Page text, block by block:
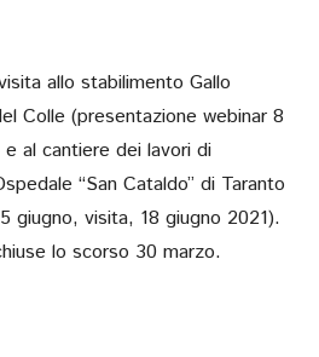
allo stabilimento Gallo
Colle (presentazione webinar 8
al cantiere dei lavori di
“San Cataldo” di Taranto
giugno, visita, 18 giugno 2021).
lo scorso 30 marzo.